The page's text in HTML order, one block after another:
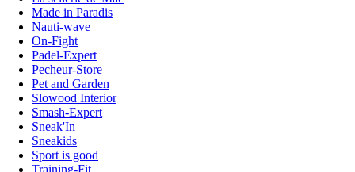
Made in Paradis
Nauti-wave
On-Fight
Padel-Expert
Pecheur-Store
Pet and Garden
Slowood Interior
Smash-Expert
Sneak'In
Sneakids
Sport is good
Training-Fit